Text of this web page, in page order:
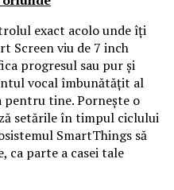
exact acolo unde îți
Screen viu de 7 inch
progresul sau pur și
vocal îmbunătățit al
pentru tine. Pornește o
setările în timpul ciclului
SmartThings să
ca parte a casei tale